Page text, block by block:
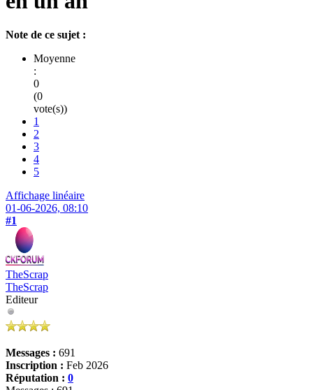
Note de ce sujet :
Moyenne
:
0
(0
vote(s))
1
2
3
4
5
Affichage linéaire
01-06-2026, 08:10
#1
TheScrap
TheScrap
Editeur
Messages : 691
Inscription : Feb 2026
Réputation : 0